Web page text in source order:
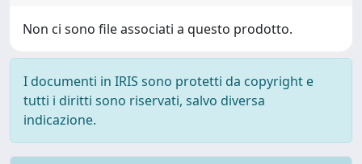
Non ci sono file associati a questo prodotto.
I documenti in IRIS sono protetti da copyright e
tutti i diritti sono riservati, salvo diversa
indicazione.